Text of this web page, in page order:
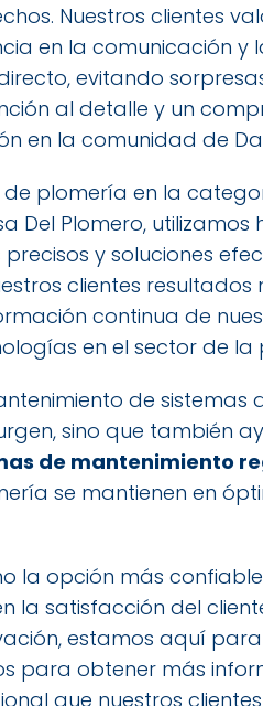
Nuestros clientes
en la comunicación y
evitando
al detalle y un
en la comunidad de
plomería en la
Del Plomero,
y soluciones
clientes resultados
continua de
en el sector de la
de sistemas
sino que también
de mantenimiento
se mantienen en
la opción más
la satisfacción del
estamos aquí
para obtener más
que nuestros